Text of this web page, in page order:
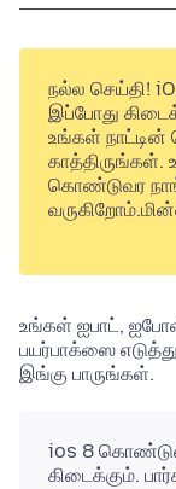
நல்ல செய்தி!
இப்போது
உங்கள் நாட்டின்
காத்திருங்கள்.
கொண்டுவர
உங்கள் ஐபாட்,
பயர்பாக்ஸை
இங்கு பாருங்கள்.
ios 8
கிடைக்கும்.